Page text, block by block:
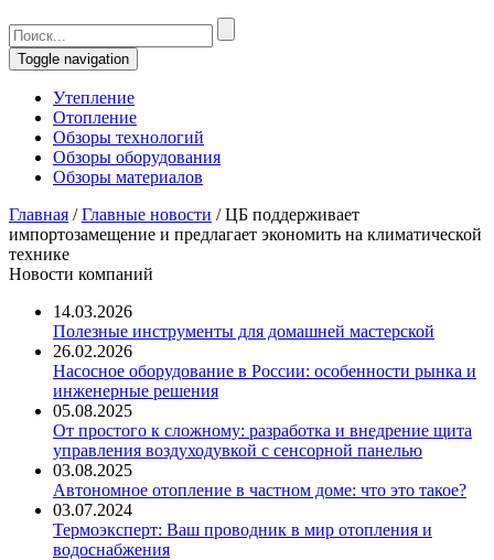
Toggle navigation
Утепление
Отопление
Обзоры технологий
Обзоры оборудования
Обзоры материалов
Главная /Главные новости /ЦБ поддерживает
импортозамещение и предлагает экономить на климатической
технике
Новости компаний
14.03.2026
Полезные инструменты для домашней мастерской
26.02.2026
Насосное оборудование в России: особенности рынка и
инженерные решения
05.08.2025
От простого к сложному: разработка и внедрение щита
управления воздуходувкой с сенсорной панелью
03.08.2025
Автономное отопление в частном доме: что это такое?
03.07.2024
Термоэксперт: Ваш проводник в мир отопления и
водоснабжения